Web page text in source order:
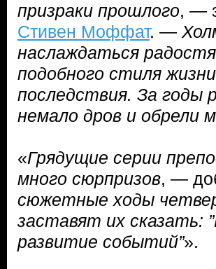
призраки прошлого, —
Стивен Моффат. —
наслаждаться
подобного стиля
последствия. За годы
немало дров и обрели
«Грядущие серии
много сюрпризов, —
сюжетные ходы
заставят их сказать:
развитие событий”».